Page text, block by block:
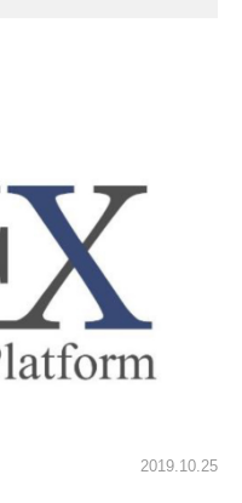
2019.10.25